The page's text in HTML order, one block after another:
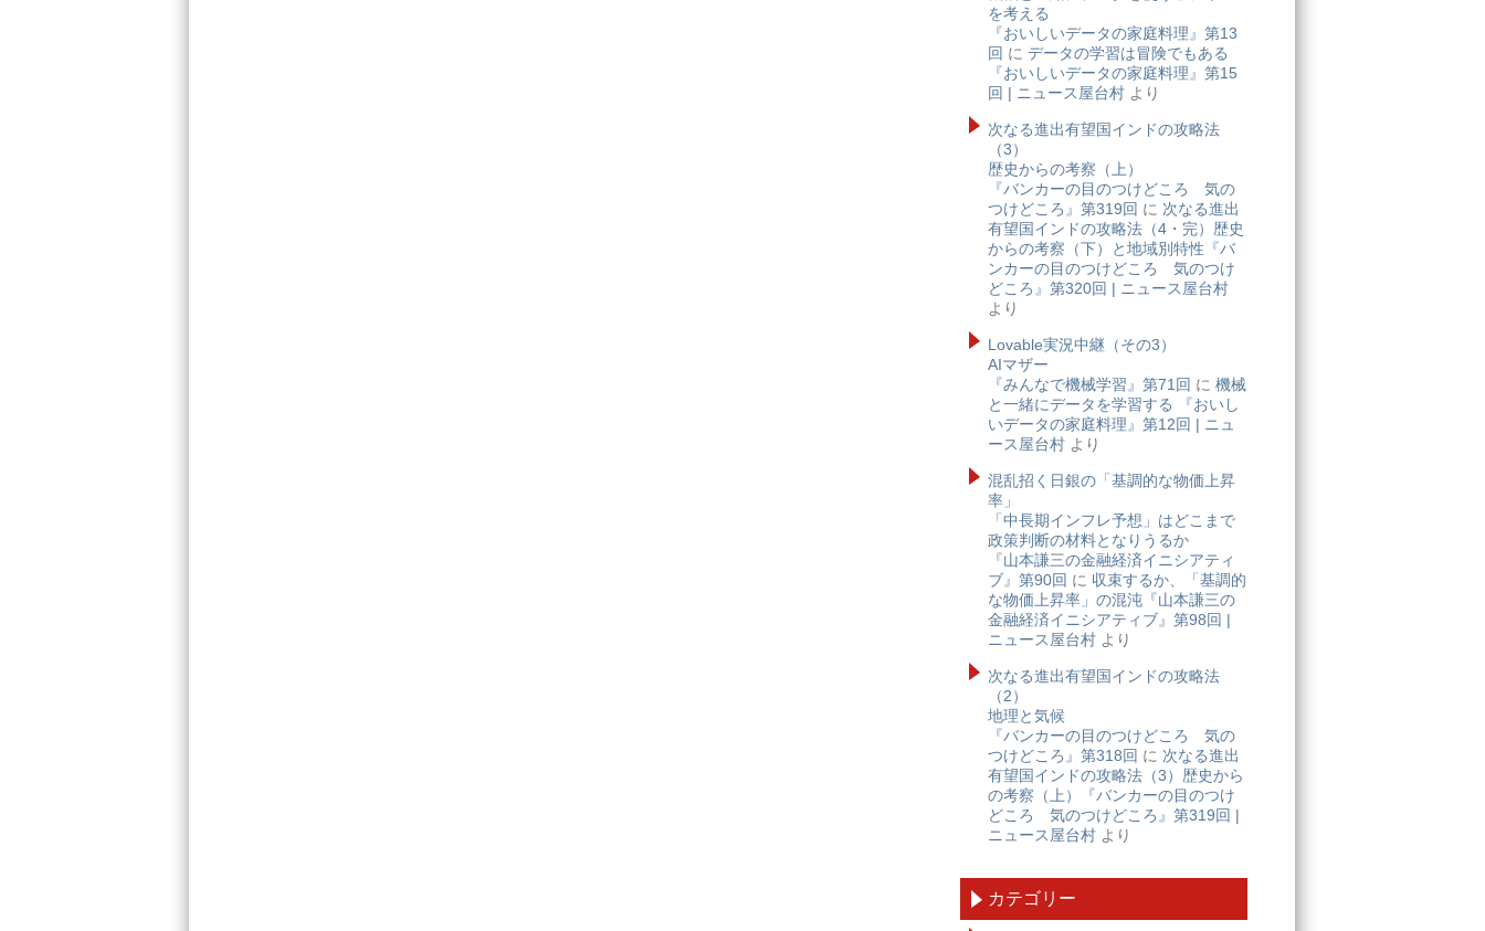
を考える
『おいしいデータの家庭料理』第13
回 に データの学習は冒険でもある
『おいしいデータの家庭料理』第15
回 | ニュース屋台村 より
次なる進出有望国インドの攻略法
（3）
歴史からの考察（上）
『バンカーの目のつけどころ 気の
つけどころ』第319回 に 次なる進出
有望国インドの攻略法（4・完）歴史
からの考察（下）と地域別特性『バ
ンカーの目のつけどころ 気のつけ
どころ』第320回 | ニュース屋台村
より
Lovable実況中継（その3）
AIマザー
『みんなで機械学習』第71回 に 機械
と一緒にデータを学習する 『おいし
いデータの家庭料理』第12回 | ニュ
ース屋台村 より
混乱招く日銀の「基調的な物価上昇
率」
「中長期インフレ予想」はどこまで
政策判断の材料となりうるか
『山本謙三の金融経済イニシアティ
ブ』第90回 に 収束するか、「基調的
な物価上昇率」の混沌『山本謙三の
金融経済イニシアティブ』第98回 |
ニュース屋台村 より
次なる進出有望国インドの攻略法
（2）
地理と気候
『バンカーの目のつけどころ 気の
つけどころ』第318回 に 次なる進出
有望国インドの攻略法（3）歴史から
の考察（上）『バンカーの目のつけ
どころ 気のつけどころ』第319回 |
ニュース屋台村 より
カテゴリー